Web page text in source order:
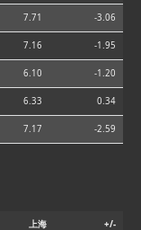
7.71 -3.06
7.16 -1.95
6.10 -1.20
6.33 0.34
7.17 -2.59
上海 +/-